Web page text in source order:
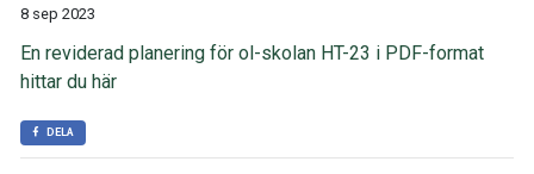
8 sep 2023
En reviderad planering för ol-skolan HT-23 i PDF-format
hittar du här
DELA